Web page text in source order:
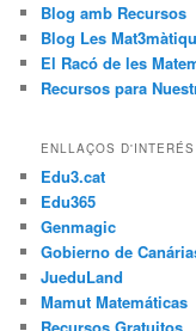
Blog amb Recursos
Blog Les
El Racó de les
Recursos para
ENLLAÇOS D'INTERÉS
Edu3.cat
Edu365
Genmagic
Gobierno de
JueduLand
Mamut Matemáticas